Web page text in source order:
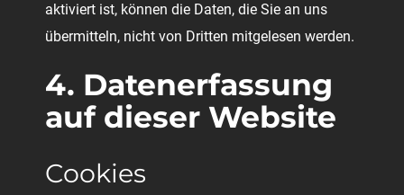
aktiviert ist, können die Daten, die Sie an uns
übermitteln, nicht von Dritten mitgelesen werden.
4. Datenerfassung
auf dieser Website
Cookies